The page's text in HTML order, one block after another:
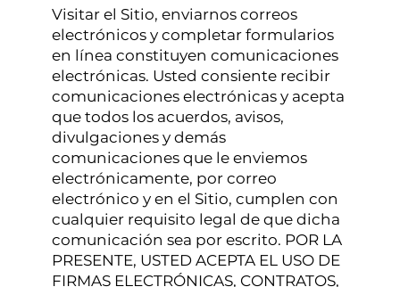
Visitar el Sitio, enviarnos correos
electrónicos y completar formularios
en línea constituyen comunicaciones
electrónicas. Usted consiente recibir
comunicaciones electrónicas y acepta
que todos los acuerdos, avisos,
divulgaciones y demás
comunicaciones que le enviemos
electrónicamente, por correo
electrónico y en el Sitio, cumplen con
cualquier requisito legal de que dicha
comunicación sea por escrito. POR LA
PRESENTE, USTED ACEPTA EL USO DE
FIRMAS ELECTRÓNICAS, CONTRATOS,